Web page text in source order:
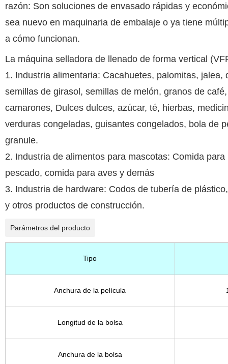
razón: Son soluciones de envasado rápidas y
sea nuevo en maquinaria de embalaje o ya tiene
a cómo funcionan.
La máquina selladora de llenado de forma vertical
1. Industria alimentaria: Cacahuetes, palomitas,
semillas de girasol, semillas de melón, granos de
camarones, Dulces dulces, azúcar, té, hierbas,
verduras congeladas, guisantes congelados, bola de
granule.
2. Industria de alimentos para mascotas: Comida
pescado, comida para aves y demás
3. Industria de hardware: Codos de tubería de
y otros productos de construcción.
Parámetros del producto
Tipo
Anchura de la película
Longitud de la bolsa
Anchura de la bolsa